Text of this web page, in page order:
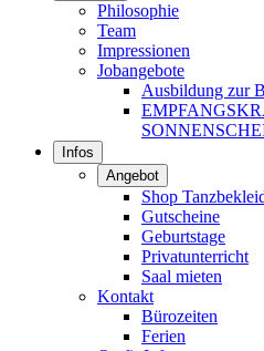
Philosophie
Team
Impressionen
Jobangebote
Ausbildung zur
Infos
Angebot
Shop
Gutscheine
Geburtstage
Privatunterricht
Saal mieten
Kontakt
Bürozeiten
Ferien